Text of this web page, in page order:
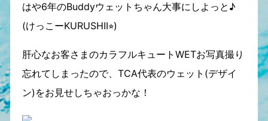
はや6年のBuddyウェットちゃん大事にしよっと♪
(けっこーKURUSHII⭐︎)
肝心なお客さまのカラフルキュートWETお写真撮り
忘れてしまったので、TCA代表のウェット(デザイ
ン)をお見せしちゃおっかな！